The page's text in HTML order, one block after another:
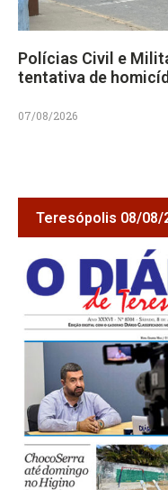
Polícias Civil e
tentativa de
07/08/2026
Teresópolis 08/08/